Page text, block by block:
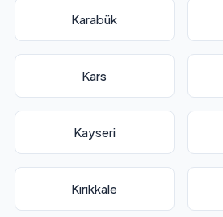
Karabük
Kars
Kayseri
Kırıkkale